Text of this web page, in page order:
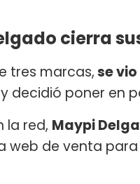
cierra
tres marcas,se
y decidió poner en
la red, Maypi
web de venta